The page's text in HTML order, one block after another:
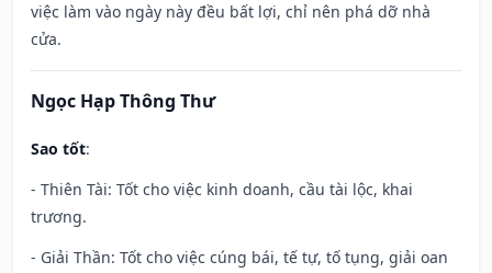
việc làm vào ngày này đều bất lợi, chỉ nên phá dỡ nhà
cửa.
Ngọc Hạp Thông Thư
Sao tốt:
- Thiên Tài: Tốt cho việc kinh doanh, cầu tài lộc, khai
trương.
- Giải Thần: Tốt cho việc cúng bái, tế tự, tố tụng, giải oan